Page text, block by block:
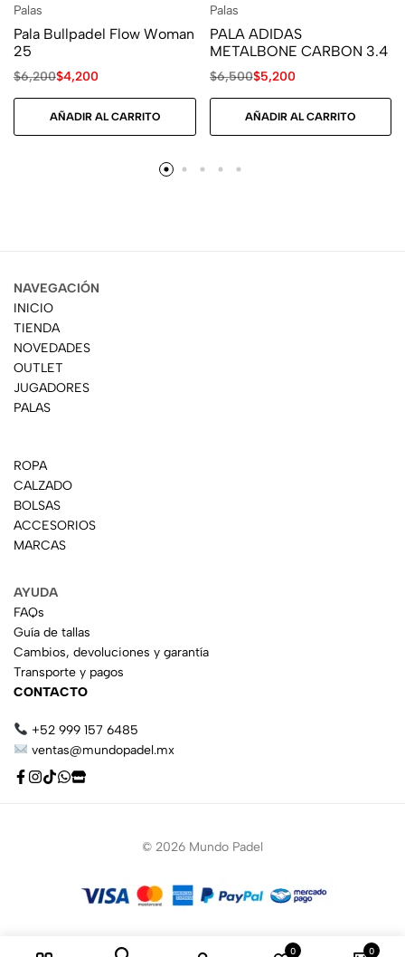
Palas
Pala Bullpadel Flow Woman
25
$6,200$4,200
AÑADIR AL CARRITO
Palas
PALA ADIDAS
METALBONE CARBON 3.4
$6,500$5,200
AÑADIR AL CARRITO
NAVEGACIÓN
INICIO
TIENDA
NOVEDADES
OUTLET
JUGADORES
PALAS
ROPA
CALZADO
BOLSAS
ACCESORIOS
MARCAS
AYUDA
FAQs
Guía de tallas
Cambios, devoluciones y garantía
Transporte y pagos
CONTACTO
+52 999 157 6485
ventas@mundopadel.mx
© 2026 Mundo Padel
0 0